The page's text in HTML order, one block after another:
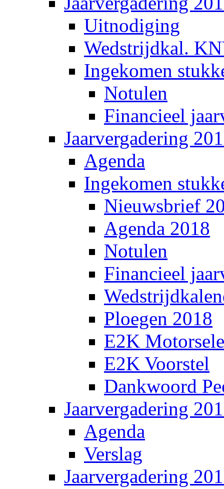
Uitnodiging
Wedstrijdkal.
Ingekomen
Notulen
Financieel
Jaarvergadering
Agenda
Ingekomen
Nieuwsbrief
Agenda 2018
Notulen
Financieel
Ploegen 2018
E2K
E2K Voorstel
Dankwoord
Jaarvergadering
Agenda
Verslag
Jaarvergadering